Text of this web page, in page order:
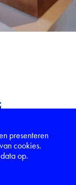
+32 56 70 42 50 -
presenteren
cookies.
op.